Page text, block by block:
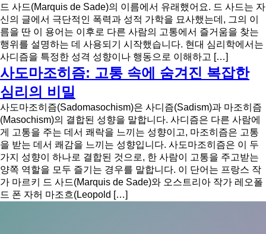
드 사드(Marquis de Sade)의 이름에서 유래했어요. 드 사드는 자
신의 글에서 극단적인 폭력과 성적 가학을 묘사했는데, 그의 이
름을 딴 이 용어는 이후로 다른 사람의 고통에서 즐거움을 찾는
행위를 설명하는 데 사용되기 시작했습니다. 현대 심리학에서는
사디즘을 특정한 성격 성향이나 행동으로 이해하고 […]
사도마조히즘: 고통 속에 숨겨진 복잡한
심리의 비밀
사도마조히즘(Sadomasochism)은 사디즘(Sadism)과 마조히즘
(Masochism)의 결합된 성향을 말합니다. 사디즘은 다른 사람에
게 고통을 주는 데서 쾌락을 느끼는 성향이고, 마조히즘은 고통
을 받는 데서 쾌감을 느끼는 성향입니다. 사도마조히즘은 이 두
가지 성향이 하나로 결합된 것으로, 한 사람이 고통을 주고받는
양쪽 역할을 모두 즐기는 경우를 말합니다. 이 단어는 프랑스 작
가 마르키 드 사드(Marquis de Sade)와 오스트리아 작가 레오폴
드 폰 자허 마조흐(Leopold […]